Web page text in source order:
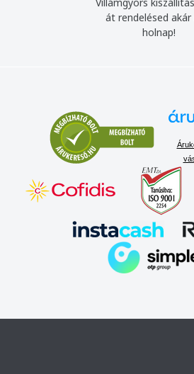
át rendelésed akár
holnap!